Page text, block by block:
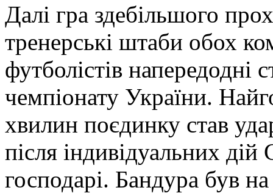
Далі гра здебільшого
тренерські штаби обох
футболістів
чемпіонату України.
хвилин поєдинку став
після індивідуальних
господарі. Бандура був на